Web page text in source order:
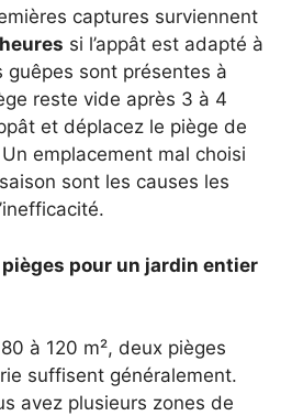
captures surviennent
si l’appât est adapté à
guêpes sont présentes à
reste vide après 3 à 4
et déplacez le piège de
emplacement mal choisi
sont les causes les
pour un jardin entier
à 120 m², deux pièges
suffisent généralement.
avez plusieurs zones de